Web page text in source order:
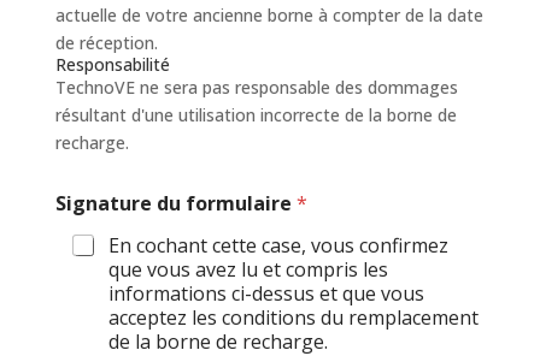
actuelle de votre ancienne borne à compter de la date
de réception.
Responsabilité
TechnoVE ne sera pas responsable des dommages
résultant d'une utilisation incorrecte de la borne de
recharge.
Signature du formulaire *
En cochant cette case, vous confirmez
que vous avez lu et compris les
informations ci-dessus et que vous
acceptez les conditions du remplacement
de la borne de recharge.